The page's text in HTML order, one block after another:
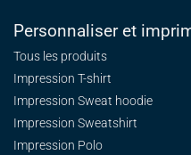
Personnaliser et
Tous les produits
Impression T-shirt
Impression Sweat hoodie
Impression Sweatshirt
Impression Polo